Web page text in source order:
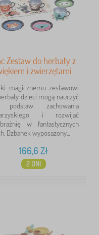
Zestaw do herbaty z
i zwierzętami
magicznemu zestawowi
dzieci mogą nauczyć
podstaw zachowania
i rozwijać
w fantastycznych
Dzbanek wyposażony...
166,6 Zł
2 DNI